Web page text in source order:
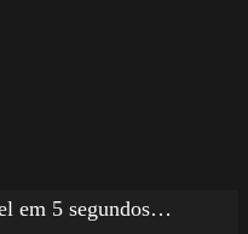
em 5 segundos…